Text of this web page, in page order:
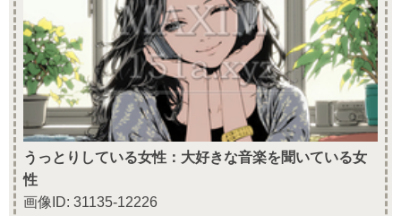
うっとりしている女性：大好きな音楽を聞いている女
性
画像ID: 31135-12226